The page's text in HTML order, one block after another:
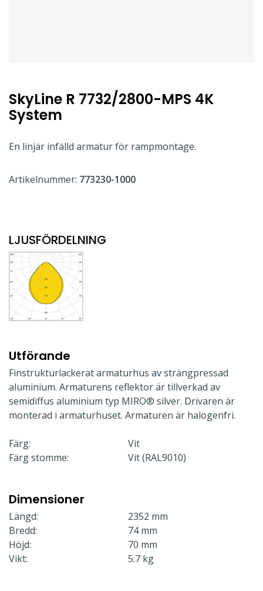
SkyLine R 7732/2800-MPS 4K
System
En linjär infälld armatur för rampmontage.
Artikelnummer: 773230-1000
LJUSFÖRDELNING
Utförande
Finstrukturlackerat armaturhus av strängpressad
aluminium. Armaturens reflektor är tillverkad av
semidiffus aluminium typ MIRO® silver. Drivaren är
monterad i armaturhuset. Armaturen är halogenfri.
Färg:
Vit
Färg stomme:
Vit (RAL9010)
Dimensioner
Längd:
2352 mm
Bredd:
74 mm
Höjd:
70 mm
Vikt:
5.7 kg